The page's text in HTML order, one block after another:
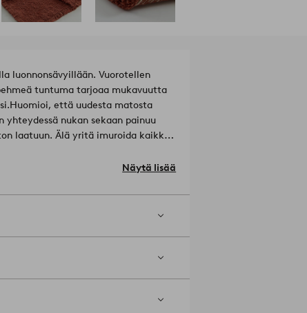
luonnonsävyillään. Vuorotellen
tuntuma tarjoaa mukavuutta
Huomioi, että uudesta matosta
nukan sekaan painuu
laatuun. Älä yritä imuroida kaikkia
mattoon kohdistuvaa rasitusta.
reunat asettuvat lattiaa vasten, sillä
Materiaali: 100% Puuvilla.
suulakkeella. Mahdolliset
Näytä lisää